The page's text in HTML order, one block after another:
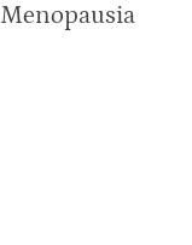
Menopausia